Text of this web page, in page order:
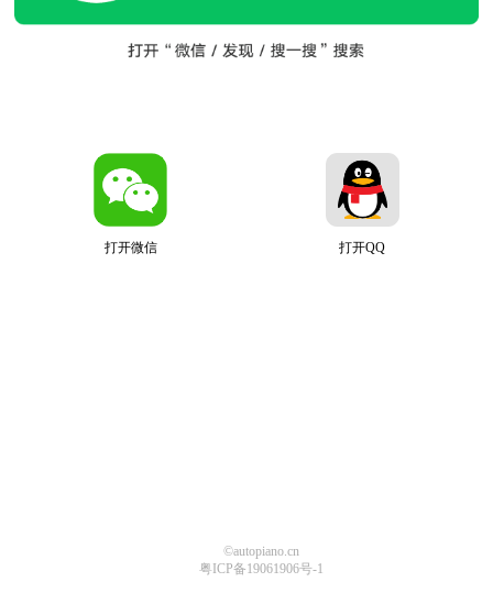
打开微信 打开QQ
©autopiano.cn
粤ICP备19061906号-1